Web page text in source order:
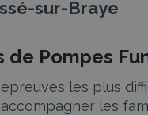
sur-Braye
Pompes
les plus
les